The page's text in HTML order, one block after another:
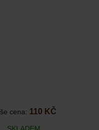
cena: 110 KČ